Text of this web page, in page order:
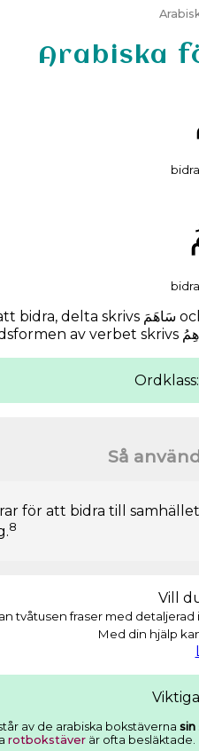
Arabiska
bidra, delta skrivs ﺳَﺎﻫَﻢَ
Så
för att bidra till
8
Vill
tvåtusen fraser med
Med din hjälp
av de arabiska bokstäverna sin
rotbokstäver är ofta besläktade.